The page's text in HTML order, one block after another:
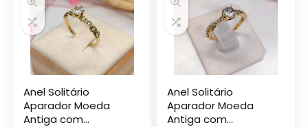
Anel Solitário
Aparador Moeda
Antiga com
Anel Solitário
Aparador Moeda
Antiga com